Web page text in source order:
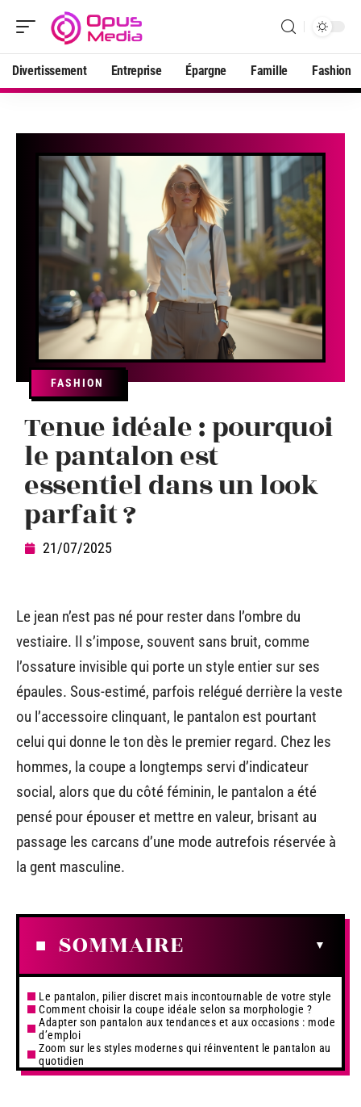
Divertissement Entreprise Épargne Famille Fashion
FASHION
Tenue idéale : pourquoi
le pantalon est
essentiel dans un look
parfait ?
21/07/2025
Le jean n’est pas né pour rester dans l’ombre du
vestiaire. Il s’impose, souvent sans bruit, comme
l’ossature invisible qui porte un style entier sur ses
épaules. Sous-estimé, parfois relégué derrière la veste
ou l’accessoire clinquant, le pantalon est pourtant
celui qui donne le ton dès le premier regard. Chez les
hommes, la coupe a longtemps servi d’indicateur
social, alors que du côté féminin, le pantalon a été
pensé pour épouser et mettre en valeur, brisant au
passage les carcans d’une mode autrefois réservée à
la gent masculine.
SOMMAIRE
Le pantalon, pilier discret mais incontournable de votre style
Comment choisir la coupe idéale selon sa morphologie ?
Adapter son pantalon aux tendances et aux occasions : mode
d’emploi
Zoom sur les styles modernes qui réinventent le pantalon au
quotidien